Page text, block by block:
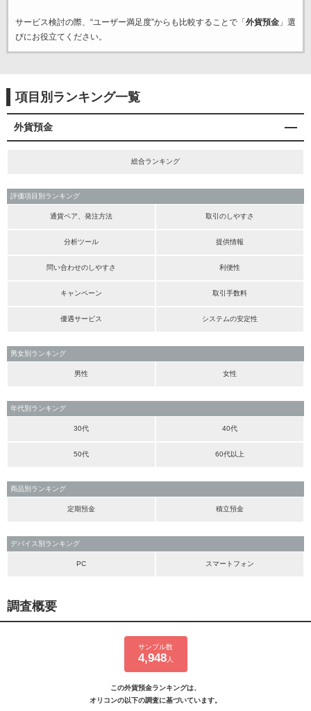
サービス検討の際、“ユーザー満足度”からも比較することで「 外貨預金」選
びにお役立てください。
項目別ランキング一覧
外貨預金
総合ランキング
評価項目別ランキング
通貨ペア、発注方法 取引のしやすさ
分析ツール 提供情報
問い合わせのしやすさ 利便性
キャンペーン 取引手数料
優遇サービス システムの安定性
男女別ランキング
男性 女性
年代別ランキング
30代 40代
50代 60代以上
商品別ランキング
定期預金 積立預金
デバイス別ランキング
PC スマートフォン
調査概要
サンプル数
4,948人
この外貨預金ランキングは、
オリコンの以下の調査に基づいています。